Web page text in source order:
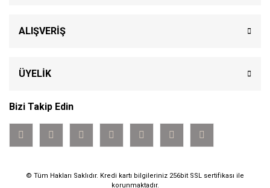
ALIŞVERİŞ
ÜYELİK
Bizi Takip Edin
© Tüm Hakları Saklıdır. Kredi kartı bilgileriniz 256bit SSL sertifikası ile
korunmaktadır.